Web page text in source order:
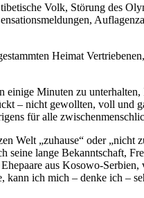
Volk, Störung des
Heimat
Minuten zu
– nicht gewollten, voll und
für alle
Welt „zuhause“ oder „nicht
lange Bekanntschaft,
aus Kosowo-
ich mich – denke ich –